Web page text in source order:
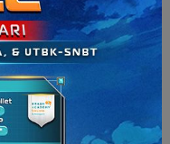
hanya terdiri dari
Biaya pasang iklan